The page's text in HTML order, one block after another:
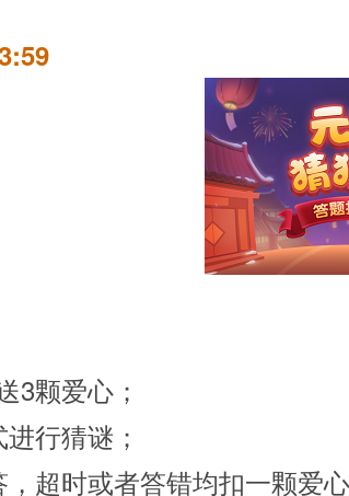
在
封
颗爱心；
行猜谜；
时或者答错均扣一颗爱